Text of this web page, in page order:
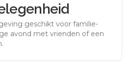
geschikt voor familie-
avond met vrienden of een